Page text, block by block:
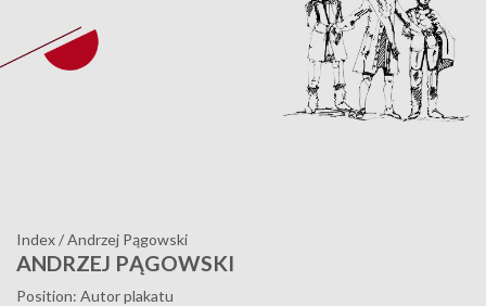
Index/Andrzej Pągowski
ANDRZEJ PĄGOWSKI
Position: Autor plakatu